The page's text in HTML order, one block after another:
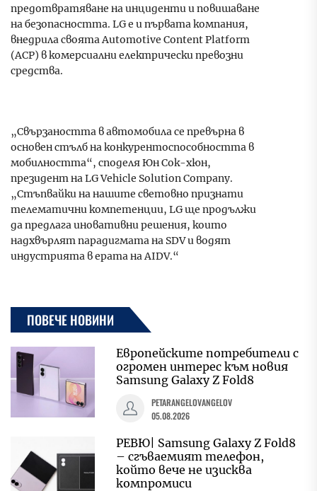
предотвратяване на инциденти и повишаване
на безопасността. LG е и първата компания,
внедрила своята Automotive Content Platform
(ACP) в комерсиални електрически превозни
средства.
„Свързаността в автомобила се превърна в
основен стълб на конкурентоспособността в
мобилността“, споделя Юн Сок-хюн,
президент на LG Vehicle Solution Company.
„Стъпвайки на нашите световно признати
телематични компетенции, LG ще продължи
да предлага иновативни решения, които
надхвърлят парадигмата на SDV и водят
индустрията в ерата на AIDV.“
ПОВЕЧЕ НОВИНИ
Европейските потребители с
огромен интерес към новия
Samsung Galaxy Z Fold8
PETARANGELOVANGELOV
05.08.2026
РЕВЮ| Samsung Galaxy Z Fold8
– сгъваемият телефон,
който вече не изисква
компромиси